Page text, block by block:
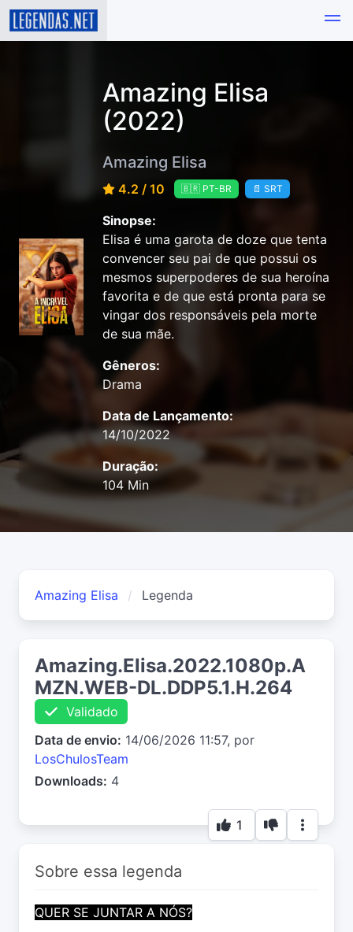
Amazing Elisa
(2022)
Amazing Elisa
4.2 / 10 🇧🇷 PT-BR 📄 SRT
Sinopse:
Elisa é uma garota de doze que tenta
convencer seu pai de que possui os
mesmos superpoderes de sua heroína
favorita e de que está pronta para se
vingar dos responsáveis pela morte
de sua mãe.
Gêneros:
Drama
Data de Lançamento:
14/10/2022
Duração:
104 Min
Amazing Elisa Legenda
Amazing.Elisa.2022.1080p.A
MZN.WEB-DL.DDP5.1.H.264
Validado
Data de envio: 14/06/2026 11:57, por
LosChulosTeam
Downloads: 4
1
Sobre essa legenda
QUER SE JUNTAR A NÓS?